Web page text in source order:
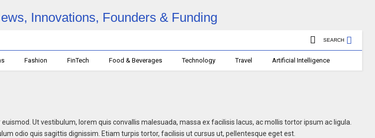
SEARCH
Fashion FinTech Food & Beverages Technology Travel Artificial Intelligence
Ut vestibulum, lorem quis convallis malesuada, massa ex facilisis lacus, ac mollis tortor ipsum ac ligula.
odio quis sagittis dignissim. Etiam turpis tortor, facilisis ut cursus ut, pellentesque eget est.